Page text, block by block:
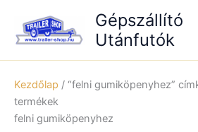
content
Gépszállító
Utánfutók
Kezdőlap / “felni gumiköpenyhez”
termékek
felni gumiköpenyhez